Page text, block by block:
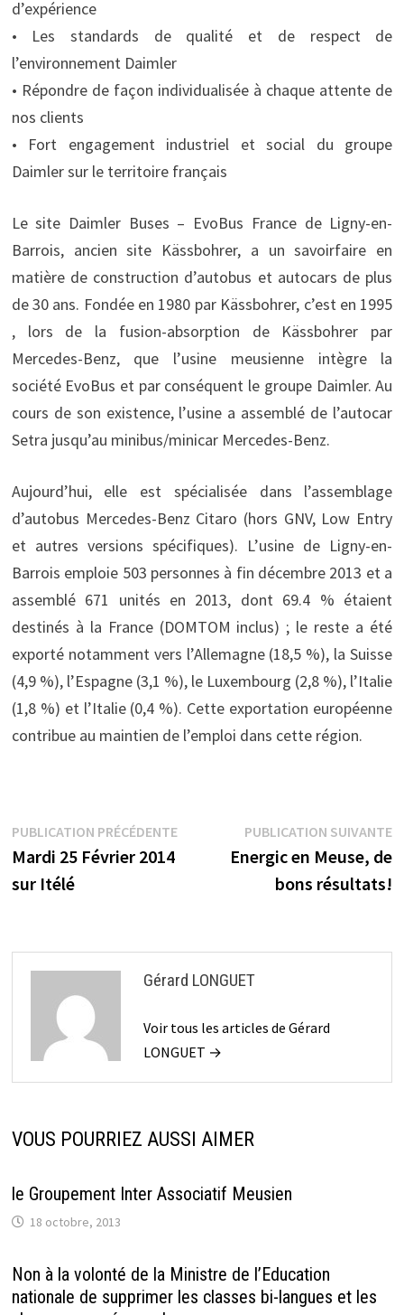
d’expérience
• Les standards de qualité et de respect de
l’environnement Daimler
• Répondre de façon individualisée à chaque attente de
nos clients
• Fort engagement industriel et social du groupe
Daimler sur le territoire français
Le site Daimler Buses – EvoBus France de Ligny-en-
Barrois, ancien site Kässbohrer, a un savoirfaire en
matière de construction d’autobus et autocars de plus
de 30 ans. Fondée en 1980 par Kässbohrer, c’est en 1995
, lors de la fusion-absorption de Kässbohrer par
Mercedes-Benz, que l’usine meusienne intègre la
société EvoBus et par conséquent le groupe Daimler. Au
cours de son existence, l’usine a assemblé de l’autocar
Setra jusqu’au minibus/minicar Mercedes-Benz.
Aujourd’hui, elle est spécialisée dans l’assemblage
d’autobus Mercedes-Benz Citaro (hors GNV, Low Entry
et autres versions spécifiques). L’usine de Ligny-en-
Barrois emploie 503 personnes à fin décembre 2013 et a
assemblé 671 unités en 2013, dont 69.4 % étaient
destinés à la France (DOMTOM inclus) ; le reste a été
exporté notamment vers l’Allemagne (18,5 %), la Suisse
(4,9 %), l’Espagne (3,1 %), le Luxembourg (2,8 %), l’Italie
(1,8 %) et l’Italie (0,4 %). Cette exportation européenne
contribue au maintien de l’emploi dans cette région.
Navigation
de
PUBLICATION PRÉCÉDENTEPublication
précédente :
Mardi 25 Février 2014
sur Itélé
PUBLICATION SUIVANTE
Energic en Meuse, de
bons résultats!
Gérard LONGUET
Voir tous les articles de Gérard
LONGUET →
VOUS POURRIEZ AUSSI AIMER
le Groupement Inter Associatif Meusien
18 octobre, 2013
Non à la volonté de la Ministre de l’Education
nationale de supprimer les classes bi-langues et les